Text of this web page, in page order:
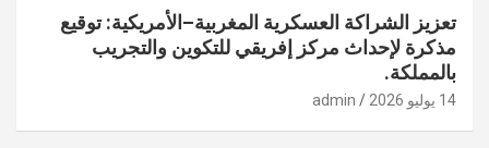
تعزيز الشراكة العسكرية المغربية–الأمريكية: توقيع
مذكرة لإحداث مركز إفريقي للتكوين والتجريب
بالمملكة.
14 يوليو 2026 admin